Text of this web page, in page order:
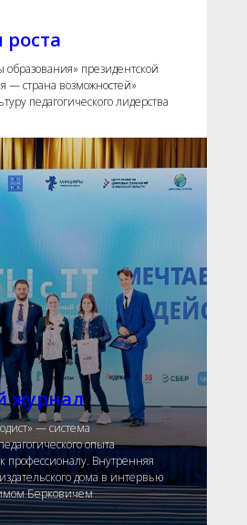
роста
президентской
— страна возможностей»
педагогического лидерства
журнал
— система
опыта
профессионалу. Внутренняя
дома в интервью
Берковичем